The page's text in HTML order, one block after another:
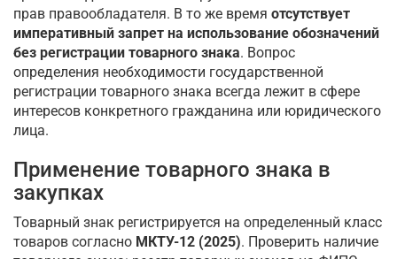
прав правообладателя. В то же время отсутствует
императивный запрет на использование обозначений
без регистрации товарного знака. Вопрос
определения необходимости государственной
регистрации товарного знака всегда лежит в сфере
интересов конкретного гражданина или юридического
лица.
Применение товарного знака в
закупках
Товарный знак регистрируется на определенный класс
товаров согласно МКТУ-12 (2025). Проверить наличие